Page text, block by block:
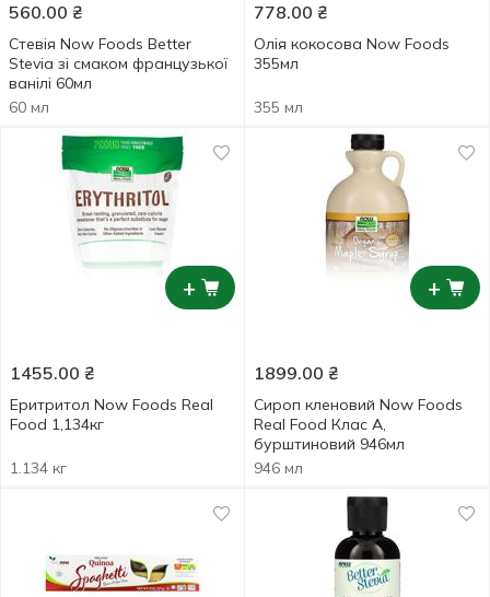
560.00 ₴
Стевія Now Foods Better
Stevia зі смаком французької
ванілі 60мл
60 мл
778.00 ₴
Олія кокосова Now Foods
355мл
355 мл
+
1455.00 ₴
Еритритол Now Foods Real
Food 1,134кг
1.134 кг
+
1899.00 ₴
Сироп кленовий Now Foods
Real Food Клас A,
бурштиновий 946мл
946 мл